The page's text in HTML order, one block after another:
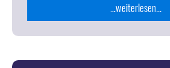
...weiterlesen...